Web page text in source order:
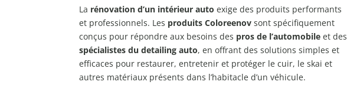
La rénovation d’un intérieur auto exige des produits performants
et professionnels. Les produits Coloreenov sont spécifiquement
conçus pour répondre aux besoins des pros de l’automobile et des
spécialistes du detailing auto, en offrant des solutions simples et
efficaces pour restaurer, entretenir et protéger le cuir, le skai et
autres matériaux présents dans l’habitacle d’un véhicule.